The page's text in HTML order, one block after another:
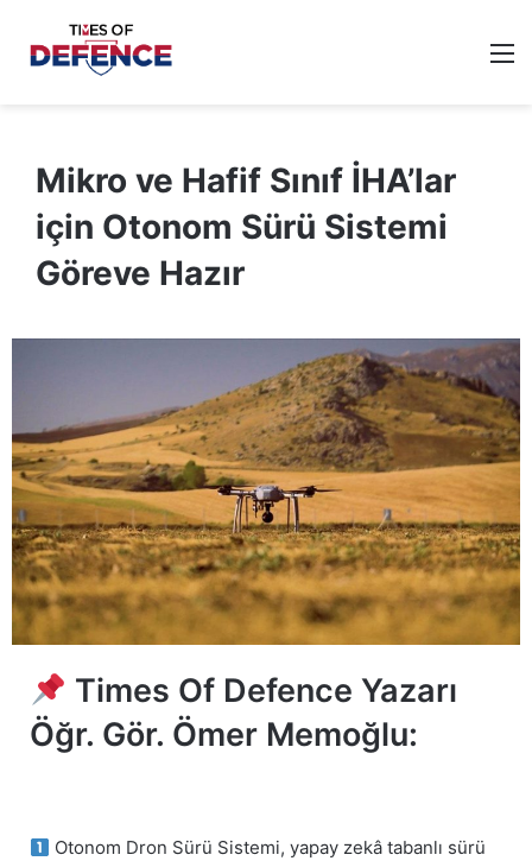
Mikro ve Hafif Sınıf İHA’lar
için Otonom Sürü Sistemi
Göreve Hazır
Times Of Defence Yazarı
Öğr. Gör. Ömer Memoğlu:
Otonom Dron Sürü Sistemi, yapay zekâ tabanlı sürü